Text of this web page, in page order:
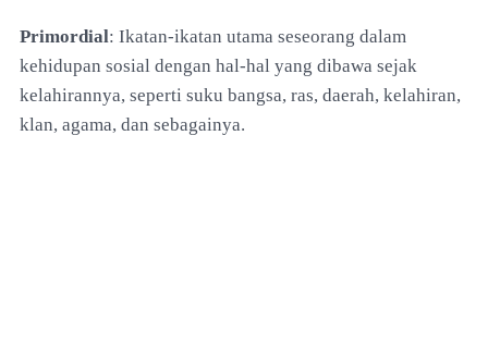
Primordial: Ikatan-ikatan utama seseorang dalam
kehidupan sosial dengan hal-hal yang dibawa sejak
kelahirannya, seperti suku bangsa, ras, daerah, kelahiran,
klan, agama, dan sebagainya.